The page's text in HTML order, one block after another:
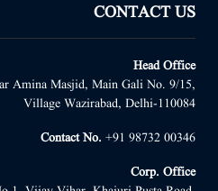
CONTACT US
Head Office
Amina Masjid, Main Gali No. 9/15,
Village Wazirabad, Delhi-110084
Contact No. +91 98732 00346
Corp. Office